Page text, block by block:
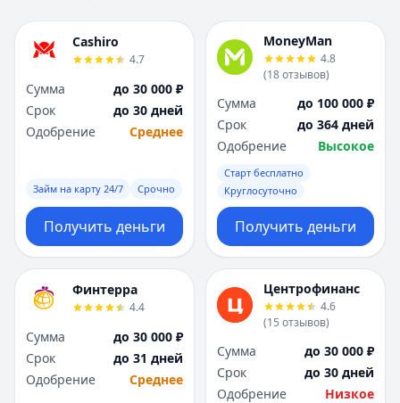
Новокузнецк
Новосибирск
О
Оренбург
Пенза
Пермь
Р
Ростов-на-Дону
Рязань
С
Самара
Санкт-Петербург
Саратов
Севастополь
Сургут
Новокузнецк
Новосибирск
О
Оренбург
Пенза
Пермь
Р
Ростов-на-Дону
Рязань
С
Самара
Санкт-Петербург
Саратов
Севастополь
Сургут
Cashiro
4.7
Сумма
до 30 000 ₽
Срок
до 30 дней
Одобрение
Среднее
Займ на карту 24/7 Срочно
Получить деньги
MoneyMan
4.8
(18отзывов)
Сумма
до 100 000 ₽
Срок
до 364 дней
Одобрение
Высокое
Старт бесплатно
Круглосуточно
Получить деньги
Финтерра
4.4
Сумма
до 30 000 ₽
Срок
до 31 дней
Одобрение
Среднее
Центрофинанс
4.6
(15 отзывов)
Сумма
до 30 000 ₽
Срок
до 30 дней
Одобрение
Низкое